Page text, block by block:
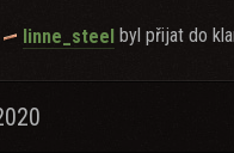
linne_steel byl přijat do